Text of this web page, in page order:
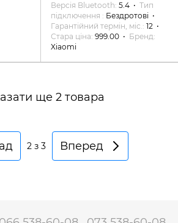
Версія Bluetooth 5.4
Тип
підключення
Бездротові
Гарантійний термін, міс. 12
Стара ціна 999.00
Бренд
Xiaomi
ще 2 товара
2з 3 Вперед